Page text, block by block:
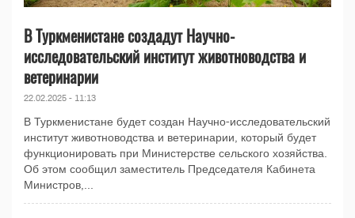
В Туркменистане создадут Научно-
исследовательский институт животноводства и
ветеринарии
22.02.2025 - 11:13
В Туркменистане будет создан Научно-исследовательский
институт животноводства и ветеринарии, который будет
функционировать при Министерстве сельского хозяйства.
Об этом сообщил заместитель Председателя Кабинета
Министров,...